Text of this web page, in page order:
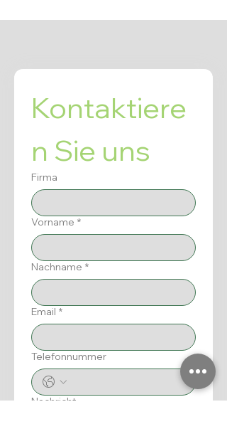
Kontaktiere
n Sie uns
Firma
Vorname *
Nachname *
Email *
Telefonnummer
Nachricht